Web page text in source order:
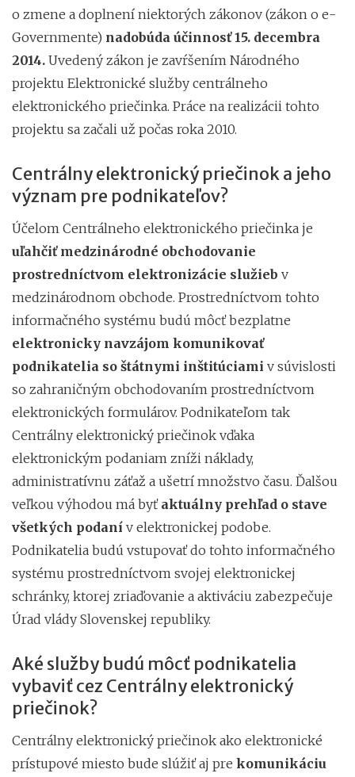
o zmene a doplnení niektorých zákonov (zákon o e-
Governmente) nadobúda účinnosť15. decembra
2014. Uvedený zákon je zavŕšením Národného
projektu Elektronické služby centrálneho
elektronického priečinka. Práce na realizácii tohto
projektu sa začali už počas roka 2010.
Centrálny elektronický priečinok a jeho
význam pre podnikateľov?
Účelom Centrálneho elektronického priečinka je
uľahčiť medzinárodné obchodovanie
prostredníctvom elektronizácie služieb v
medzinárodnom obchode. Prostredníctvom tohto
informačného systému budú môcť bezplatne
elektronicky navzájom komunikovať
podnikatelia so štátnymi inštitúciami v súvislosti
so zahraničným obchodovaním prostredníctvom
elektronických formulárov. Podnikateľom tak
Centrálny elektronický priečinok vďaka
elektronickým podaniam zníži náklady,
administratívnu záťaž a ušetrí množstvo času. Ďalšou
veľkou výhodou má byť aktuálny prehľad o stave
všetkých podaní v elektronickej podobe.
Podnikatelia budú vstupovať do tohto informačného
systému prostredníctvom svojej elektronickej
schránky, ktorej zriaďovanie a aktiváciu zabezpečuje
Úrad vlády Slovenskej republiky.
Aké služby budú môcť podnikatelia
vybaviť cez Centrálny elektronický
priečinok?
Centrálny elektronický priečinok ako elektronické
prístupové miesto bude slúžiť aj pre komunikáciu